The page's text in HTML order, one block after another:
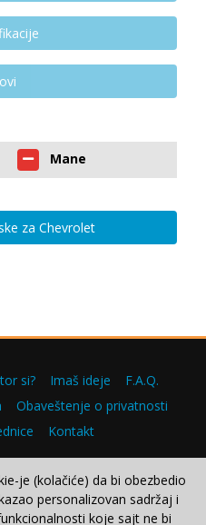
Mane
za Chevrolet
si? Imaš ideje
F.A.Q.
Obaveštenje o privatnosti
Kontakt
je (kolačiće) da bi obezbedio
personalizovan sadržaj i
koje sajt ne bi